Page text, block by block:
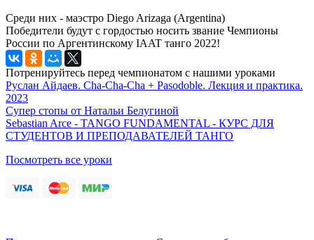
Среди них - маэстро Diego Arizaga (Argentina)
Победители будут с гордостью носить звание Чемпионы
России по Аргентинскому IAAT танго 2022!
Потренируйтесь перед чемпионатом с нашими уроками
Руслан Айдаев. Cha-Cha-Cha + Pasodoble. Лекция и практика.
2023
Супер стопы от Натальи Белугиной
Sebastian Arce - TANGO FUNDAMENTAL - КУРС ДЛЯ
СТУДЕНТОВ И ПРЕПОДАВАТЕЛЕЙ ТАНГО
Посмотреть все уроки